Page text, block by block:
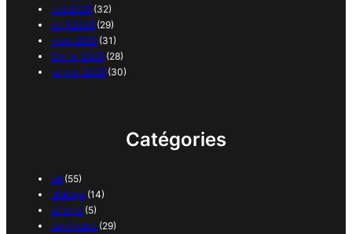
mai 2025 (32)
avril 2025 (29)
mars 2025 (31)
février 2025 (28)
janvier 2025 (30)
Catégories
art (55)
biologie (14)
cinéma (5)
commerce (29)